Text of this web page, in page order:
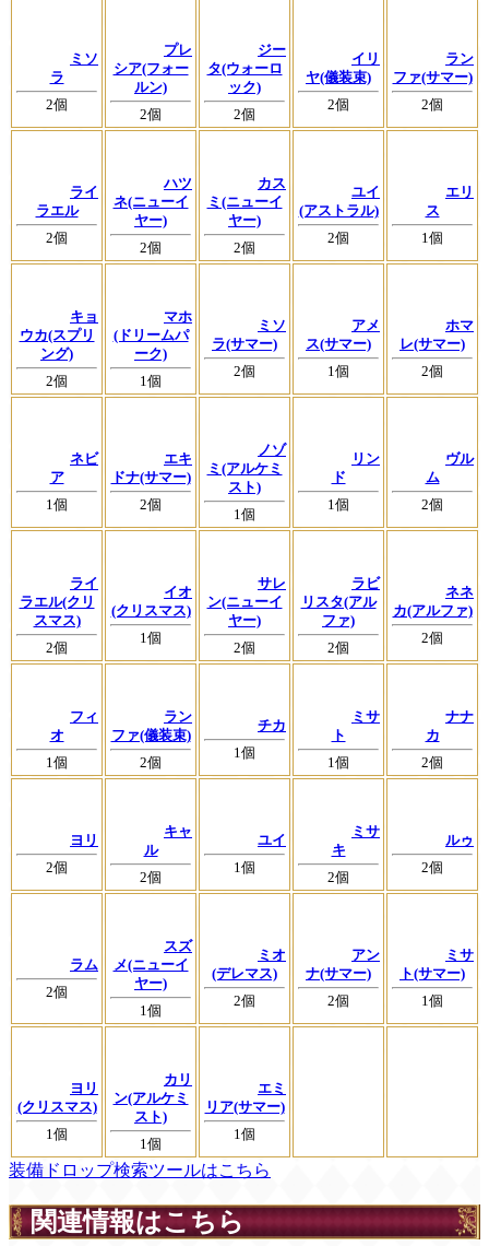
ミソ
ラ
2個
プレ
シア(フォー
ルン)
2個
ジー
タ(ウォーロ
ック)
2個
イリ
ヤ(儀装束)
2個
ラン
ファ(サマー)
2個
ライ
ラエル
2個
ハツ
ネ(ニューイ
ヤー)
2個
カス
ミ(ニューイ
ヤー)
2個
ユイ
(アストラル)
2個
エリ
ス
1個
キョ
ウカ(スプリ
ング)
2個
マホ
(ドリームパ
ーク)
1個
ミソ
ラ(サマー)
2個
アメ
ス(サマー)
1個
ホマ
レ(サマー)
2個
ネビ
ア
1個
エキ
ドナ(サマー)
2個
ノゾ
ミ(アルケミ
スト)
1個
リン
ド
1個
ヴル
ム
2個
ライ
ラエル(クリ
スマス)
2個
イオ
(クリスマス)
1個
サレ
ン(ニューイ
ヤー)
2個
ラビ
リスタ(アル
ファ)
2個
ネネ
カ(アルファ)
2個
フィ
オ
1個
ラン
ファ(儀装束)
2個
チカ
1個
ミサ
ト
1個
ナナ
カ
2個
ヨリ
2個
キャ
ル
2個
ユイ
1個
ミサ
キ
2個
ルゥ
2個
ラム
2個
スズ
メ(ニューイ
ヤー)
1個
ミオ
(デレマス)
2個
アン
ナ(サマー)
2個
ミサ
ト(サマー)
1個
ヨリ
(クリスマス)
1個
カリ
ン(アルケミ
スト)
1個
エミ
リア(サマー)
1個
装備ドロップ検索ツールはこちら
関連情報はこちら